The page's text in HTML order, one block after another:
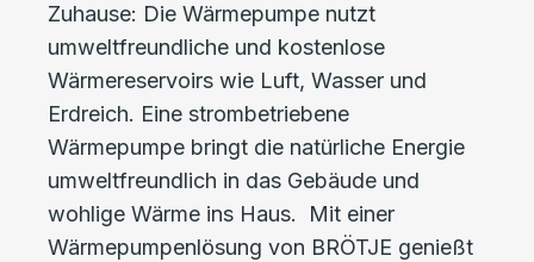
Zuhause: Die Wärmepumpe nutzt
umweltfreundliche und kostenlose
Wärmereservoirs wie Luft, Wasser und
Erdreich. Eine strombetriebene
Wärmepumpe bringt die natürliche Energie
umweltfreundlich in das Gebäude und
wohlige Wärme ins Haus. Mit einer
Wärmepumpenlösung von BRÖTJE genießt